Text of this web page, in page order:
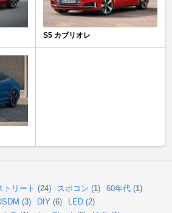
S5 カブリオレ
トリート (24) スポコン (1) 60年代 (1)
(3) DIY (6) LED (2)